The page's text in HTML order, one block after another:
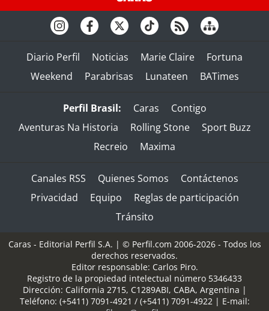
Diario Perfil Noticias Marie Claire
Fortuna
Weekend
Parabrisas Lunateen BATimes
Perfil Brasil: Caras
Contigo
Aventuras Na Historia
Rolling Stone
Sport Buzz
Recreio
Maxima
Canales RSS Quienes Somos
Contáctenos
Privacidad
Equipo
Reglas de participación
Tránsito
Caras - Editorial Perfil S.A. | © Perfil.com 2006-2026 - Todos los
derechos reservados.
Editor responsable: Carlos Piro.
Registro de la propiedad intelectual número 5346433
Dirección: California 2715, C1289ABI, CABA, Argentina |
Teléfono: (+5411) 7091-4921 / (+5411) 7091-4922| E-mail: